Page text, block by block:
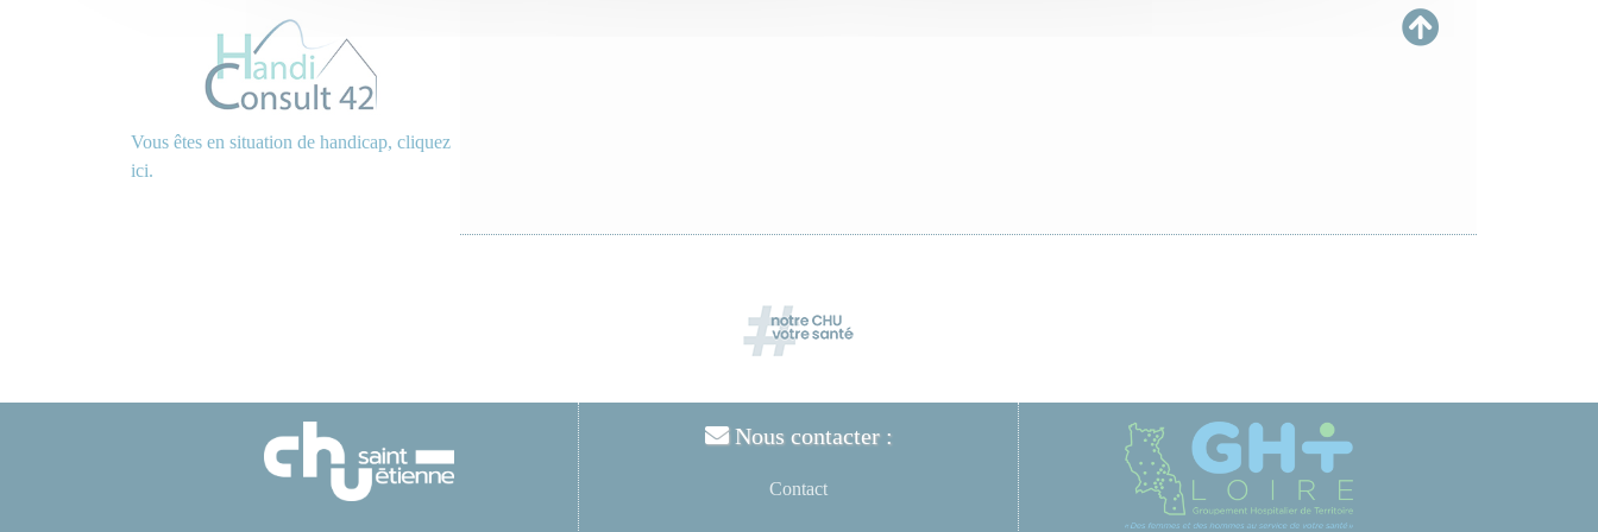
Vous êtes en situation de handicap, cliquez
ici.
Nous contacter :
Contact